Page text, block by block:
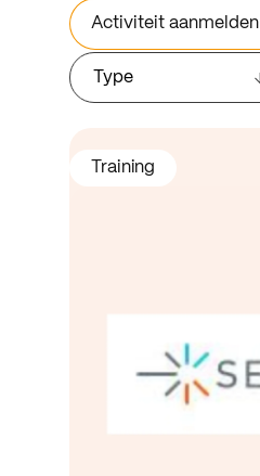
Activiteit aanmelden
Type
Training